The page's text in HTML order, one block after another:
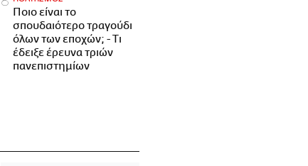
Ποιο είναι το
σπουδαιότερο τραγούδι
όλων των εποχών; - Τι
έδειξε έρευνα τριών
πανεπιστημίων